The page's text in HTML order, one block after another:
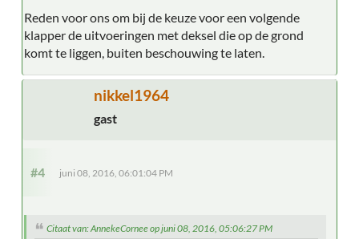
Reden voor ons om bij de keuze voor een volgende
klapper de uitvoeringen met deksel die op de grond
komt te liggen, buiten beschouwing te laten.
nikkel1964
gast
#4 juni 08, 2016, 06:01:04 PM
Citaat van: AnnekeCornee op juni 08, 2016, 05:06:27 PM